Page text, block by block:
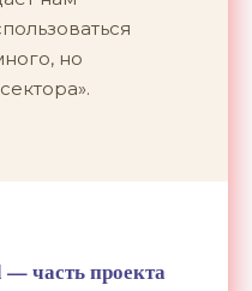
но
— часть проекта